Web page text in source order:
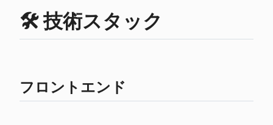
🛠 技術スタック
フロントエンド